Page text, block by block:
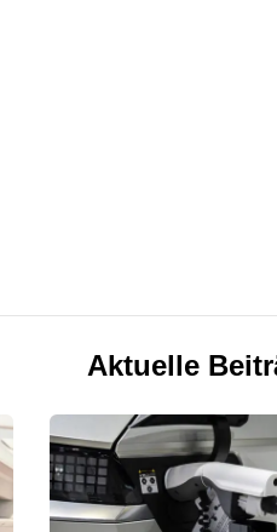
Aktuelle